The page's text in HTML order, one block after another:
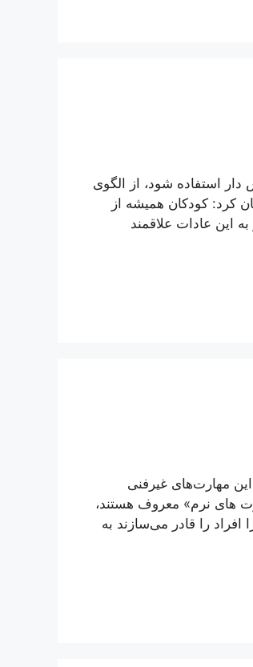
دار استفاده شود، از الگوی
کرد: کودکان همیشه از
این عادات علاقمند
این مهارت‌های غیرفنی
های نرم» معروف هستند،
افراد را قادر می‌سازند به